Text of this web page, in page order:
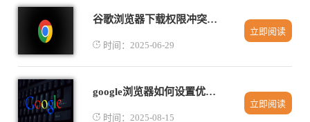
谷歌浏览器下载权限冲突排查经验
时间：2025-06-29
立即阅读
google浏览器如何设置优先从外部源下载资源
时间：2025-08-15
立即阅读